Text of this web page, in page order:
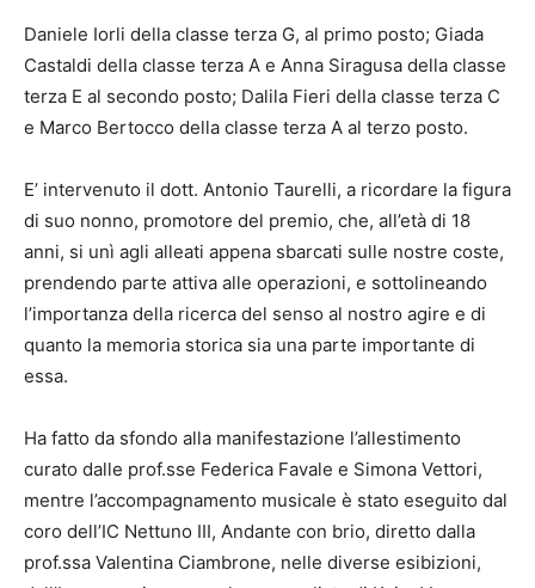
Daniele Iorli della classe terza G, al primo posto; Giada
Castaldi della classe terza A e Anna Siragusa della classe
terza E al secondo posto; Dalila Fieri della classe terza C
e Marco Bertocco della classe terza A al terzo posto.
E’ intervenuto il dott. Antonio Taurelli, a ricordare la figura
di suo nonno, promotore del premio, che, all’età di 18
anni, si unì agli alleati appena sbarcati sulle nostre coste,
prendendo parte attiva alle operazioni, e sottolineando
l’importanza della ricerca del senso al nostro agire e di
quanto la memoria storica sia una parte importante di
essa.
Ha fatto da sfondo alla manifestazione l’allestimento
curato dalle prof.sse Federica Favale e Simona Vettori,
mentre l’accompagnamento musicale è stato eseguito dal
coro dell’IC Nettuno III, Andante con brio, diretto dalla
prof.ssa Valentina Ciambrone, nelle diverse esibizioni,